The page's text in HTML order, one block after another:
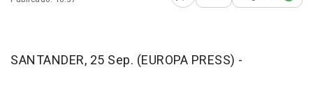
SANTANDER, 25 Sep. (EUROPA PRESS) -